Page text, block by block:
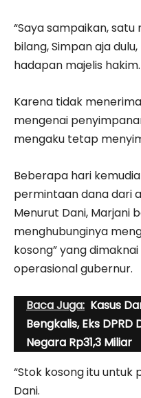
“Saya sampaikan, satu
bilang, Simpan aja
hadapan majelis hakim.
Karena tidak
mengenai
mengaku tetap
Beberapa hari
permintaan dana dari
Menurut Dani, Marjani
menghubunginya
kosong” yang
operasional gubernur.
Baca Juga: Kasus
Bengkalis, Eks DPRD
Negara Rp31,3 Miliar
“Stok kosong itu untuk
Dani.